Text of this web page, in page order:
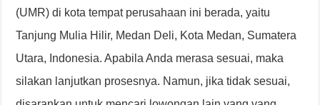
(UMR) di kota tempat perusahaan ini berada, yaitu
Tanjung Mulia Hilir, Medan Deli, Kota Medan, Sumatera
Utara, Indonesia. Apabila Anda merasa sesuai, maka
silakan lanjutkan prosesnya. Namun, jika tidak sesuai,